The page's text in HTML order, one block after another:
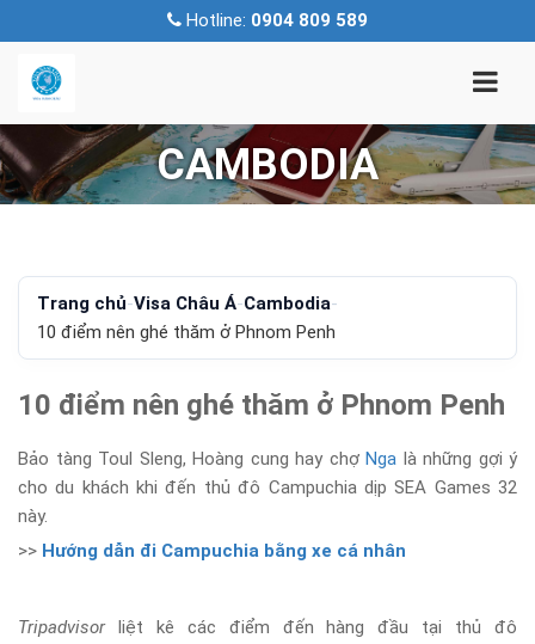
Hotline: 0904 809 589
CAMBODIA
Trang chủ-Visa Châu Á-Cambodia-
10 điểm nên ghé thăm ở Phnom Penh
10 điểm nên ghé thăm ở Phnom Penh
Bảo tàng Toul Sleng, Hoàng cung hay chợ Nga là những gợi ý
cho du khách khi đến thủ đô Campuchia dịp SEA Games 32
này.
>> Hướng dẫn đi Campuchia bằng xe cá nhân
Tripadvisorliệt kê các điểm đến hàng đầu tại thủ đô